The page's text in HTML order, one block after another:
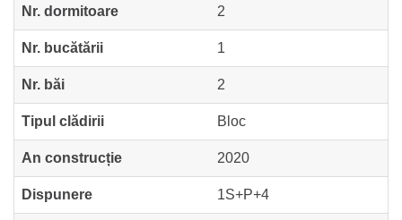
Nr. dormitoare 2
Nr. bucătării 1
Nr. băi 2
Tipul clădirii Bloc
An construcție 2020
Dispunere 1S+P+4